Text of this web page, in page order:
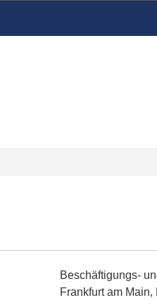
Beschäftigungs-
Frankfurt am